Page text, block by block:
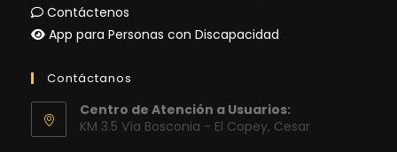
Contáctenos
App para Personas con Discapacidad
Contáctanos
Centro de Atención a Usuarios:
KM 3.5 Vía Bosconia - El Copey, Cesar